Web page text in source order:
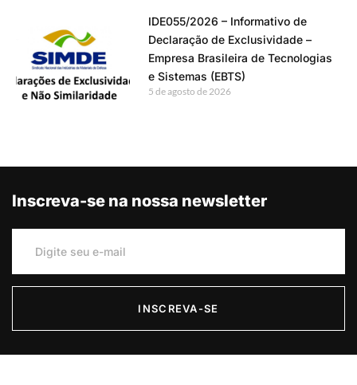
IDE055/2026 – Informativo de
Declaração de Exclusividade –
Empresa Brasileira de Tecnologias
e Sistemas (EBTS)
5 de agosto de 2026
Inscreva-se na nossa newsletter
INSCREVA-SE